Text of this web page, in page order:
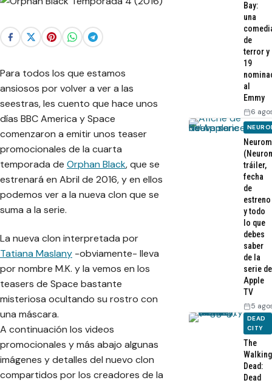
Para todos los que estamos
ansiosos por volver a ver a las
seestras, les cuento que hace unos
días BBC America y Space
comenzaron a emitir unos teaser
promocionales de la cuarta
temporada de Orphan Black, que se
estrenará en Abril de 2016, y en ellos
podemos ver a la nueva clon que se
suma a la serie.
La nueva clon interpretada por
Tatiana Maslany -obviamente- lleva
por nombre M.K. y la vemos en los
teasers de Space bastante
misteriosa ocultando su rostro con
una máscara.
A continuación los videos
promocionales y más abajo algunas
imágenes y detalles del nuevo clon
compartidos por los creadores de la
Bay:
una
de
terror y
19
al
Emmy
6
tráiler,
fecha
de
estreno
y todo
lo que
debes
saber
de la
serie de
Apple
TV
5
DEAD
CITY
The
Walking
Dead:
Dead